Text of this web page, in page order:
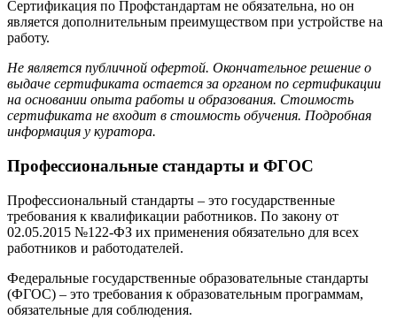
Сертификация по Профстандартам не обязательна, но он
является дополнительным преимуществом при устройстве на
работу.
Не является публичной офертой. Окончательное решение о
выдаче сертификата остается за органом по сертификации
на основании опыта работы и образования. Стоимость
сертификата не входит в стоимость обучения. Подробная
информация у куратора.
Профессиональные стандарты и ФГОС
Профессиональный стандарты – это государственные
требования к квалификации работников. По закону от
02.05.2015 №122-ФЗ их применения обязательно для всех
работников и работодателей.
Федеральные государственные образовательные стандарты
(ФГОС) – это требования к образовательным программам,
обязательные для соблюдения.